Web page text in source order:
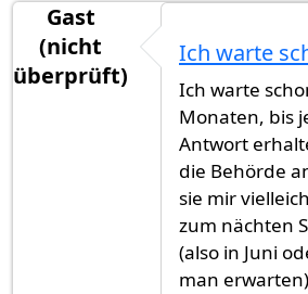
Gast
(nicht
überprüft)
Ich warte
Ich warte
Monaten, bis
Antwort
die Behörde
sie mir
zum nächten
(also in Juni
man